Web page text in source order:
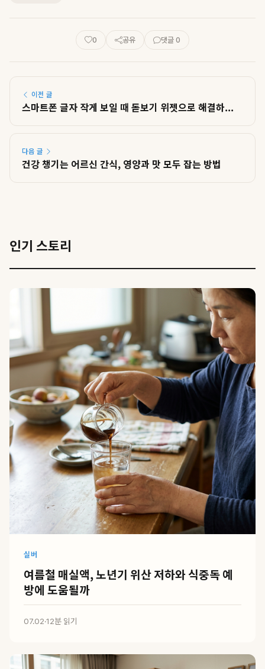
0 공유 댓글 0
이전 글
스마트폰 글자 작게 보일 때 돋보기 위젯으로 해결하...
다음 글
건강 챙기는 어르신 간식, 영양과 맛 모두 잡는 방법
인기 스토리
실버
여름철 매실액, 노년기 위산 저하와 식중독 예
방에 도움될까
07.02·12분 읽기